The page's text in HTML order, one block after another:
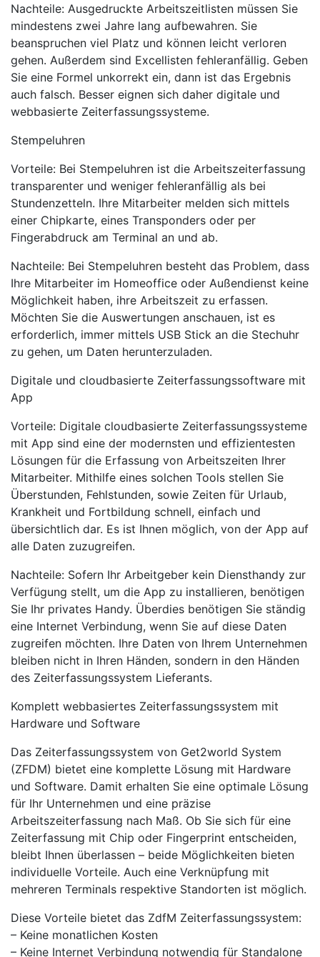
Nachteile: Ausgedruckte Arbeitszeitlisten müssen Sie
mindestens zwei Jahre lang aufbewahren. Sie
beanspruchen viel Platz und können leicht verloren
gehen. Außerdem sind Excellisten fehleranfällig. Geben
Sie eine Formel unkorrekt ein, dann ist das Ergebnis
auch falsch. Besser eignen sich daher digitale und
webbasierte Zeiterfassungssysteme.
Stempeluhren
Vorteile: Bei Stempeluhren ist die Arbeitszeiterfassung
transparenter und weniger fehleranfällig als bei
Stundenzetteln. Ihre Mitarbeiter melden sich mittels
einer Chipkarte, eines Transponders oder per
Fingerabdruck am Terminal an und ab.
Nachteile: Bei Stempeluhren besteht das Problem, dass
Ihre Mitarbeiter im Homeoffice oder Außendienst keine
Möglichkeit haben, ihre Arbeitszeit zu erfassen.
Möchten Sie die Auswertungen anschauen, ist es
erforderlich, immer mittels USB Stick an die Stechuhr
zu gehen, um Daten herunterzuladen.
Digitale und cloudbasierte Zeiterfassungssoftware mit
App
Vorteile: Digitale cloudbasierte Zeiterfassungssysteme
mit App sind eine der modernsten und effizientesten
Lösungen für die Erfassung von Arbeitszeiten Ihrer
Mitarbeiter. Mithilfe eines solchen Tools stellen Sie
Überstunden, Fehlstunden, sowie Zeiten für Urlaub,
Krankheit und Fortbildung schnell, einfach und
übersichtlich dar. Es ist Ihnen möglich, von der App auf
alle Daten zuzugreifen.
Nachteile: Sofern Ihr Arbeitgeber kein Diensthandy zur
Verfügung stellt, um die App zu installieren, benötigen
Sie Ihr privates Handy. Überdies benötigen Sie ständig
eine Internet Verbindung, wenn Sie auf diese Daten
zugreifen möchten. Ihre Daten von Ihrem Unternehmen
bleiben nicht in Ihren Händen, sondern in den Händen
des Zeiterfassungssystem Lieferants.
Komplett webbasiertes Zeiterfassungssystem mit
Hardware und Software
Das Zeiterfassungssystem von Get2world System
(ZFDM) bietet eine komplette Lösung mit Hardware
und Software. Damit erhalten Sie eine optimale Lösung
für Ihr Unternehmen und eine präzise
Arbeitszeiterfassung nach Maß. Ob Sie sich für eine
Zeiterfassung mit Chip oder Fingerprint entscheiden,
bleibt Ihnen überlassen – beide Möglichkeiten bieten
individuelle Vorteile. Auch eine Verknüpfung mit
mehreren Terminals respektive Standorten ist möglich.
Diese Vorteile bietet das ZdfM Zeiterfassungssystem:
– Keine monatlichen Kosten
– Keine Internet Verbindung notwendig für Standalone